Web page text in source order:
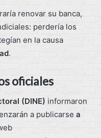
renovar su banca,
perdería los
en la causa
.
oficiales
(DINE) informaron
a publicarse a